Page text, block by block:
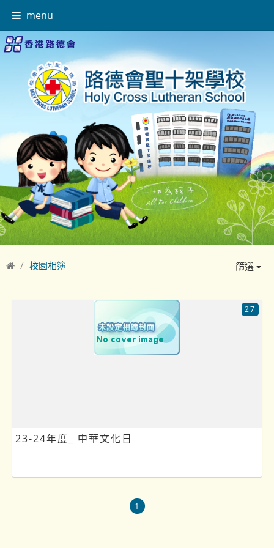
menu
校園相簿 篩選
23-24年度_ 中華文化日
27
1